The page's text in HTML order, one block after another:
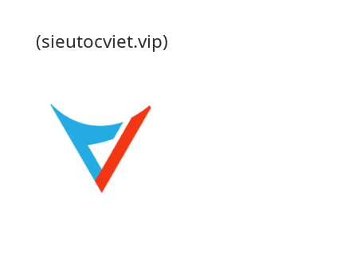
(sieutocviet.vip)